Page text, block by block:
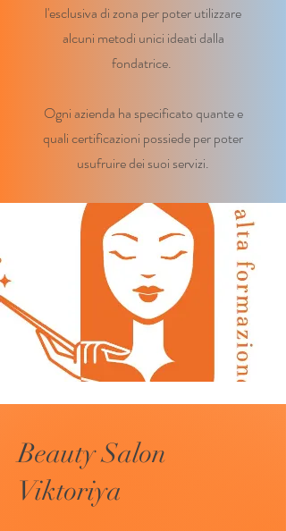
l'esclusiva di zona per poter utilizzare
alcuni metodi unici ideati dalla
fondatrice.
Ogni azienda ha specificato quante e
quali certificazioni possiede per poter
usufruire dei suoi servizi.
Beauty Salon
Viktoriya